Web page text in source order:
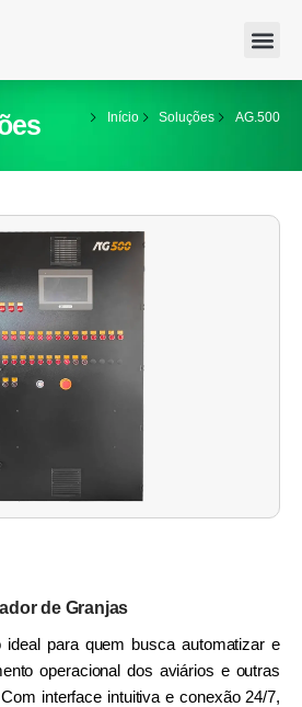
Início Soluções AG.500
de Granjas
para quem busca automatizar e
operacional dos aviários e outras
interface intuitiva e conexão 24/7,